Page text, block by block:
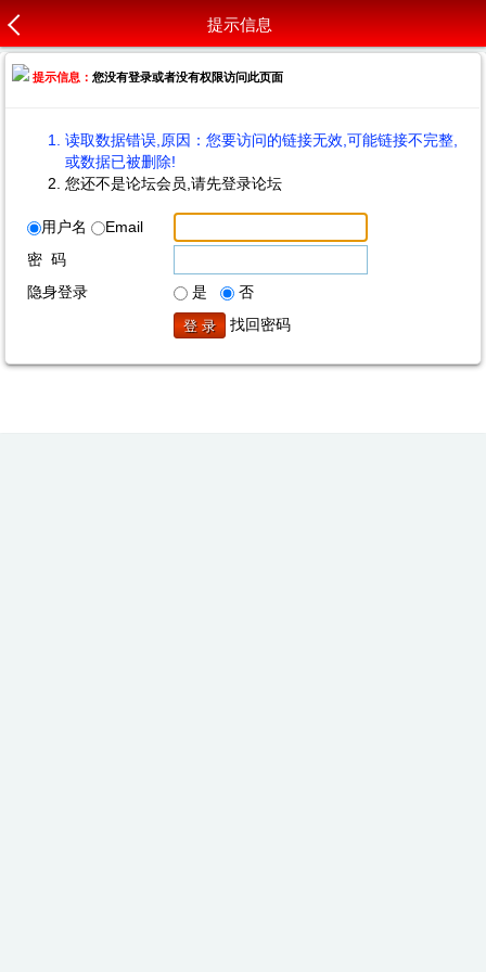
提示信息
提示信息：您没有登录或者没有权限访问此页面
读取数据错误,原因：您要访问的链接无效,可能链接不完整,
或数据已被删除!
您还不是论坛会员,请先登录论坛
用户名
Email
密 码
隐身登录
是
否
找回密码